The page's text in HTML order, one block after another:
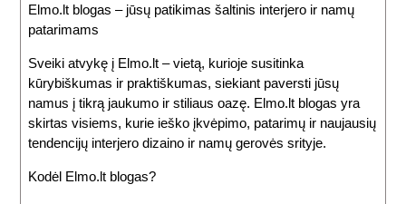
Elmo.lt blogas – jūsų patikimas šaltinis interjero ir namų
patarimams
Sveiki atvykę į Elmo.lt – vietą, kurioje susitinka
kūrybiškumas ir praktiškumas, siekiant paversti jūsų
namus į tikrą jaukumo ir stiliaus oazę. Elmo.lt blogas yra
skirtas visiems, kurie ieško įkvėpimo, patarimų ir naujausių
tendencijų interjero dizaino ir namų gerovės srityje.
Kodėl Elmo.lt blogas?